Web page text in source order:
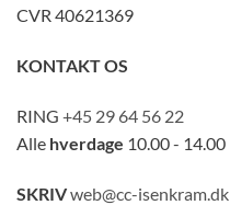
CVR 40621369
KONTAKT OS
RING +45 29 64 56 22
Alle hverdage 10.00 - 14.00
SKRIVweb@cc-isenkram.dk